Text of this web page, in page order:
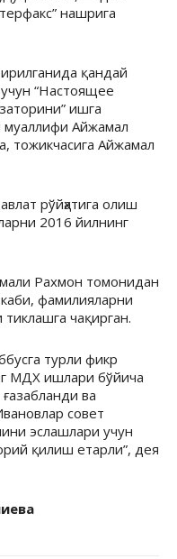
нашрига
қандай
“Настоящее
ишга
Айжамал
тожикчасига Айжамал
рўйҳатига олиш
2016 йилнинг
Рахмон томонидан
фамилияларни
чақирган.
турли фикр
МДХ ишлари бўйича
ва
совет
эслашлари учун
қилиш етарли”, дея